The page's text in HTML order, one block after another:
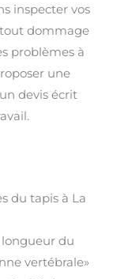
inspecter vos
dommage
problèmes à
une
devis écrit
du tapis à La
longueur du
vertébrale»